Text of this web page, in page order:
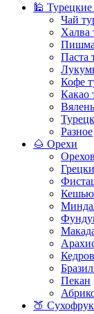
🕌
Чай
Халва
Паста
Кофе
Какао
Разное
🌰 Орехи
Кешью
Пекан
🍑